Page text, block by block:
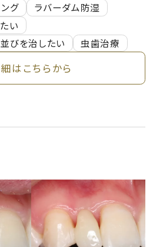
グ
ラバーダム防湿
い
びを治したい
虫歯治療
はこちらから